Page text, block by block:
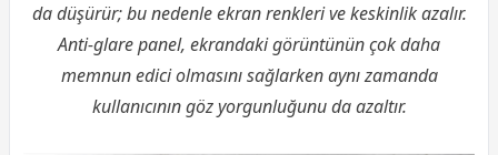
da düşürür; bu nedenle ekran renkleri ve keskinlik azalır.
Anti-glare panel, ekrandaki görüntünün çok daha
memnun edici olmasını sağlarken aynı zamanda
kullanıcının göz yorgunluğunu da azaltır.